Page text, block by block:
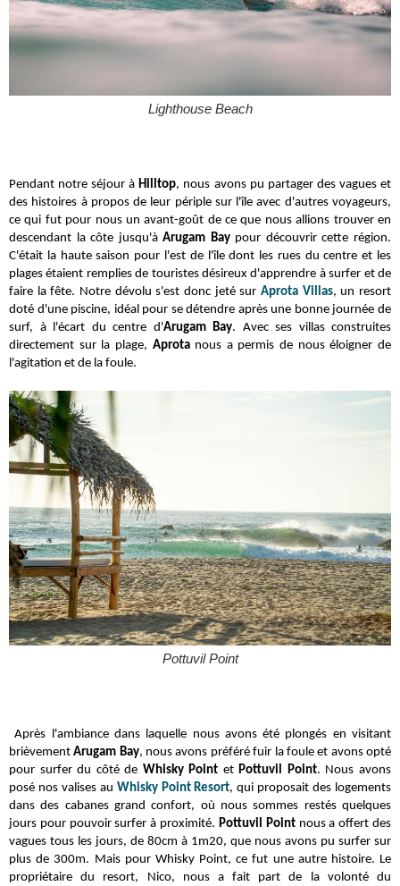
Lighthouse Beach
Pendant notre séjour àHilltop, nous avons pu partager des vagues et
des histoires à propos de leur périple sur l'île avec d'autres voyageurs,
ce qui fut pour nous un avant-goût de ce que nous allions trouver en
descendant la côte jusqu'àArugam Baypour découvrir cette région.
C'était la haute saison pour l'est de l'île dont les rues du centre et les
plages étaient remplies de touristes désireux d'apprendre à surfer et de
faire la fête. Notre dévolu s'est donc jeté sur Aprota Villas, un resort
doté d'une piscine, idéal pour se détendre après une bonne journée de
surf, à l'écart du centre d'Arugam Bay. Avec ses villas construites
directement sur la plage, Aprotanous a permis de nous éloigner de
l'agitation et de la foule.
Pottuvil Point
Après l'ambiance dans laquelle nous avons été plongés en visitant
brièvementArugam Bay, nous avons préféré fuir la foule et avons opté
pour surfer du côté de Whisky Point etPottuvil Point. Nous avons
posé nos valises au Whisky Point Resort, qui proposait des logements
dans des cabanes grand confort, où nous sommes restés quelques
jours pour pouvoir surfer à proximité. Pottuvil Pointnous a offert des
vagues tous les jours, de 80cm à 1m20, que nous avons pu surfer sur
plus de 300m. Mais pour Whisky Point, ce fut une autre histoire. Le
propriétaire du resort, Nico, nous a fait part de la volonté du